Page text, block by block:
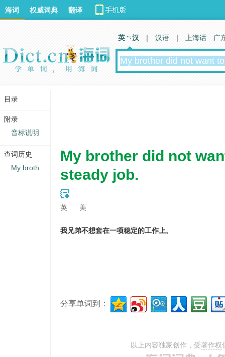
My brother did not
steady job.
英 美
我兄弟不想套在一项稳定的工作上。
分享单词到：
以上内容独家创作，受著作权
海词 权威词典 翻译
英 汉 | 汉语 | 上海话 广
目录
附录
音标说明
查词历史
My broth